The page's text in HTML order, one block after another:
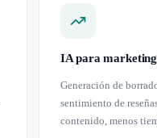
IA para
Generación de
sentimiento de
contenido, menos